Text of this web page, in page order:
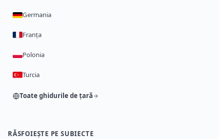
Germania
Franța
Polonia
Turcia
Toate ghidurile de țară
RĂSFOIEȘTE PE SUBIECTE